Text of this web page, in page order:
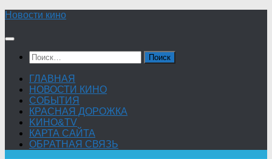
Skip
content
Новости кино
Найти:
ГЛАВНАЯ
НОВОСТИ КИНО
СОБЫТИЯ
КРАСНАЯ ДОРОЖКА
KИНО&TV
КАРТА САЙТА
ОБРАТНАЯ СВЯЗЬ